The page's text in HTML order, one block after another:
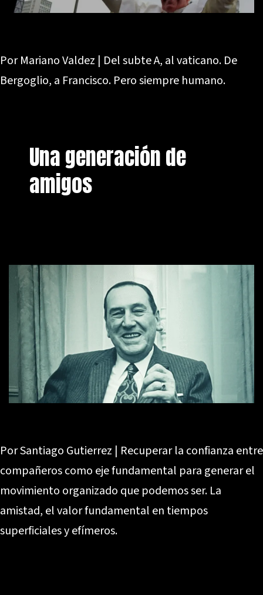
Por Mariano Valdez | Del subte A, al vaticano. De
Bergoglio, a Francisco. Pero siempre humano.
Una generación de
amigos
Por Santiago Gutierrez | Recuperar la confianza entre
compañeros como eje fundamental para generar el
movimiento organizado que podemos ser. La
amistad, el valor fundamental en tiempos
superficiales y efímeros.